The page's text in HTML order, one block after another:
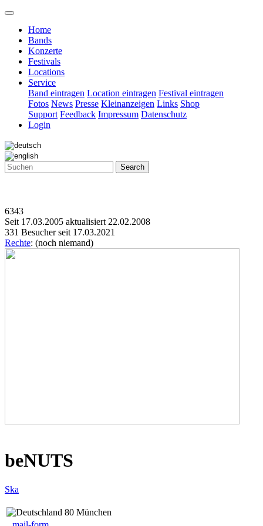
Home
Bands
Konzerte
Festivals
Locations
Service
Band eintragen Location eintragen Festival eintragen
Fotos News Presse Kleinanzeigen Links Shop
Support Feedback Impressum Datenschutz
Login
Search
6343
Seit 17.03.2005 aktualisiert 22.02.2008
331 Besucher seit 17.03.2021
Rechte: (noch niemand)
beNUTS
Ska
80 München